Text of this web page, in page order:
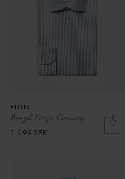
Bengal Stripe Contemp
ETON
1 699 SEK